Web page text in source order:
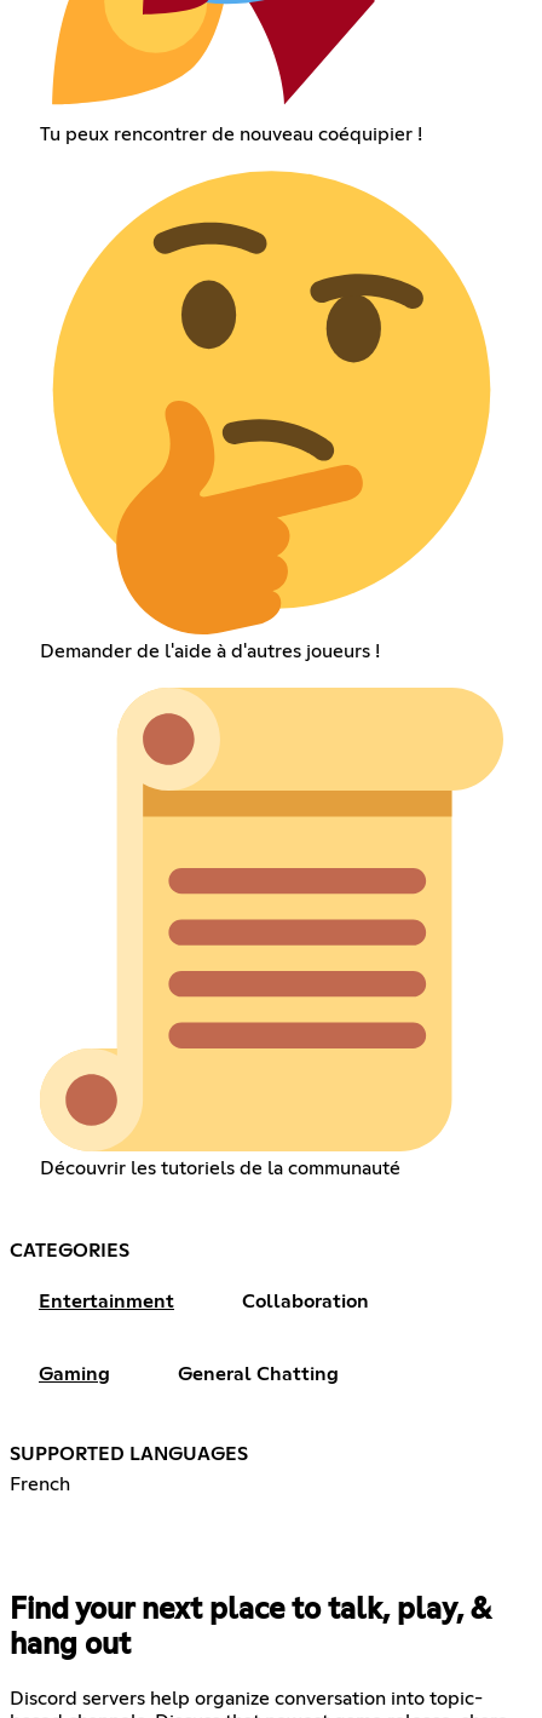
Tu peux rencontrer de nouveau coéquipier !
Demander de l'aide à d'autres joueurs !
Découvrir les tutoriels de la communauté
CATEGORIES
Entertainment Collaboration
Gaming General Chatting
SUPPORTED LANGUAGES
French
Find your next place to talk, play, &
hang out
Discord servers help organize conversation into topic-